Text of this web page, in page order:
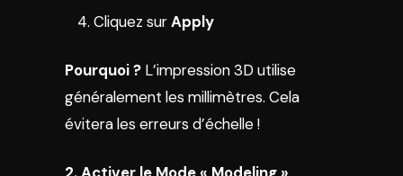
Cliquez surApply
Pourquoi ? L’impression 3D utilise
généralement les millimètres. Cela
évitera les erreurs d’échelle !